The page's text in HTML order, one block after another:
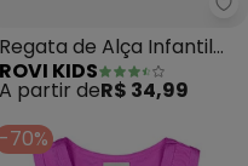
- Regata Básica
Regata de Alça Infantil
Feminina (Bege)
ROVI KIDS
A partir deR$ 34,99
-70%